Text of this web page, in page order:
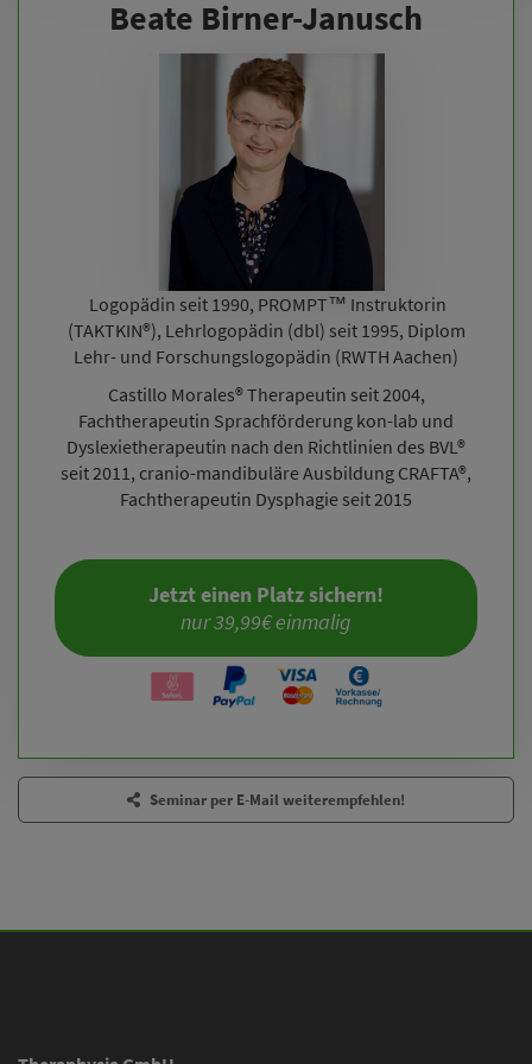
Beate Birner-Janusch
Logopädin seit 1990, PROMPT™ Instruktorin
(TAKTKIN®), Lehrlogopädin (dbl) seit 1995, Diplom
Lehr- und Forschungslogopädin (RWTH Aachen)
Castillo Morales® Therapeutin seit 2004,
Fachtherapeutin Sprachförderung kon-lab und
Dyslexietherapeutin nach den Richtlinien des BVL®
seit 2011, cranio-mandibuläre Ausbildung CRAFTA®,
Fachtherapeutin Dysphagie seit 2015
Jetzt einen Platz sichern!
nur 39,99€ einmalig
Seminar per E-Mail weiterempfehlen!